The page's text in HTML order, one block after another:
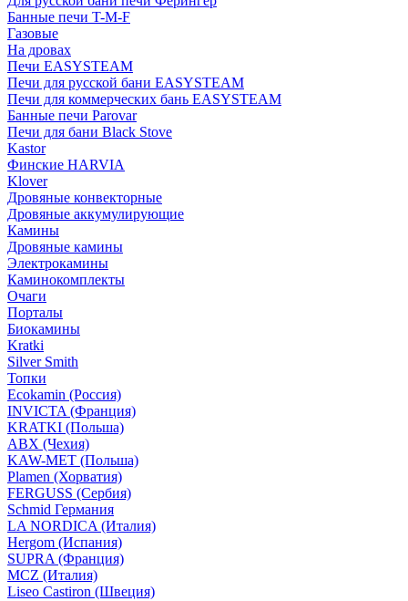
Банные печи T-M-F
Газовые
На дровах
Печи EASYSTEAM
Печи для русской бани EASYSTEAM
Печи для коммерческих бань EASYSTEAM
Банные печи Parovar
Печи для бани Black Stove
Kastor
Финские HARVIA
Klover
Дровяные конвекторные
Дровяные аккумулирующие
Камины
Дровяные камины
Электрокамины
Каминокомплекты
Очаги
Порталы
Биокамины
Kratki
Silver Smith
Топки
Ecokamin (Россия)
INVICTA (Франция)
KRATKI (Польша)
ABX (Чехия)
KAW-MET (Польша)
Plamen (Хорватия)
FERGUSS (Сербия)
Schmid Германия
LA NORDICA (Италия)
Hergom (Испания)
SUPRA (Франция)
MCZ (Италия)
Liseo Castiron (Швеция)